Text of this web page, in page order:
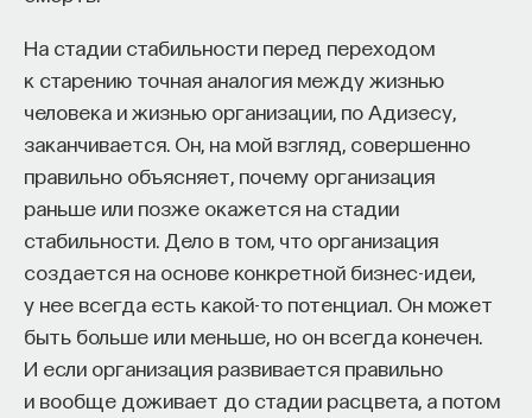
На стадии стабильности перед переходом
к старению точная аналогия между жизнью
человека и жизнью организации, по Адизесу,
заканчивается. Он, на мой взгляд, совершенно
правильно объясняет, почему организация
раньше или позже окажется на стадии
стабильности. Дело в том, что организация
создается на основе конкретной бизнес-идеи,
у нее всегда есть какой-то потенциал. Он может
быть больше или меньше, но он всегда конечен.
И если организация развивается правильно
и вообще доживает до стадии расцвета, а потом
то есть забота о том, как человек будет работать
за пределами университета и насколько
эффективным окажется в команде и профессии.
Университет не всегда может точно
предсказать, какие именно рабочие места ждут
выпускника, но сама эта оптика тоже остается
отдельной идеологией. В зависимости от того,
в какой из этих логик работает университет,
у него будут совершенно разные ответы
на вопрос о целях образования».
Университет должен строить
будущее